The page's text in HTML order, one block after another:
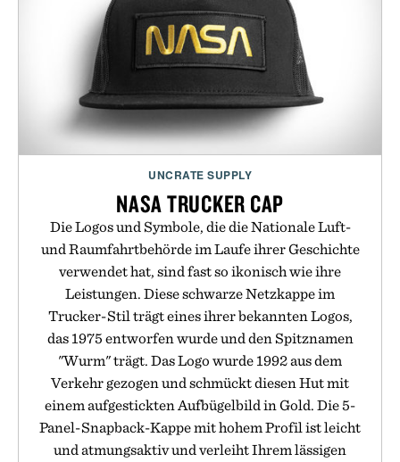
UNCRATE SUPPLY
NASA TRUCKER CAP
Die Logos und Symbole, die die Nationale Luft-
und Raumfahrtbehörde im Laufe ihrer Geschichte
verwendet hat, sind fast so ikonisch wie ihre
Leistungen. Diese schwarze Netzkappe im
Trucker-Stil trägt eines ihrer bekannten Logos,
das 1975 entworfen wurde und den Spitznamen
"Wurm" trägt. Das Logo wurde 1992 aus dem
Verkehr gezogen und schmückt diesen Hut mit
einem aufgestickten Aufbügelbild in Gold. Die 5-
Panel-Snapback-Kappe mit hohem Profil ist leicht
und atmungsaktiv und verleiht Ihrem lässigen